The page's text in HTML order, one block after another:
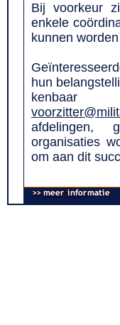
Bij voorkeur
enkele
kunnen
hun
afdelingen,
organisaties
om aan dit